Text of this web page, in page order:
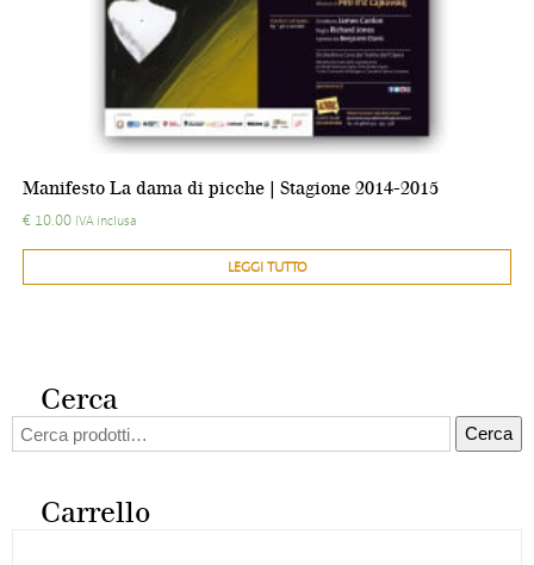
Manifesto La dama di picche | Stagione 2014-2015
€10.00 IVA inclusa
LEGGI TUTTO
Cerca
Cerca: Cerca
Carrello